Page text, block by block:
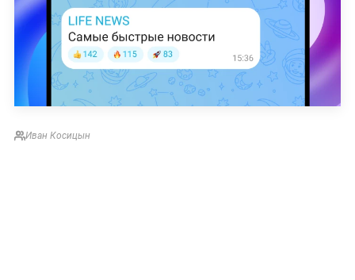
Иван Косицын